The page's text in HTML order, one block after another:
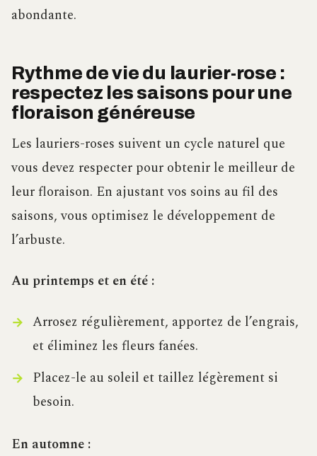
abondante.
Rythme de vie du laurier-rose :
respectez les saisons pour une
floraison généreuse
Les lauriers-roses suivent un cycle naturel que
vous devez respecter pour obtenir le meilleur de
leur floraison. En ajustant vos soins au fil des
saisons, vous optimisez le développement de
l’arbuste.
Au printemps et en été :
Arrosez régulièrement, apportez de l’engrais,
et éliminez les fleurs fanées.
Placez-le au soleil et taillez légèrement si
besoin.
En automne :